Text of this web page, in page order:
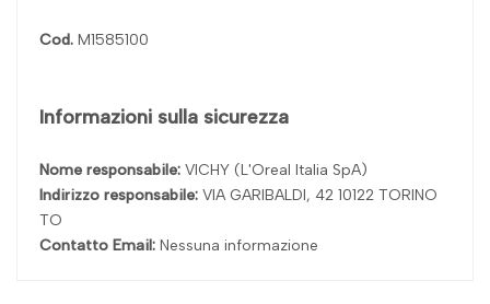
Cod. M1585100
Informazioni sulla sicurezza
Nome responsabile: VICHY (L'Oreal Italia SpA)
Indirizzo responsabile: VIA GARIBALDI, 42 10122 TORINO
TO
Contatto Email: Nessuna informazione